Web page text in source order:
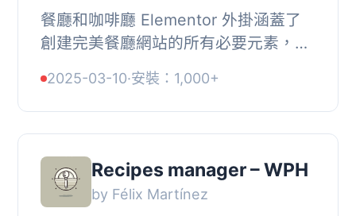
餐廳和咖啡廳 Elementor 外掛涵蓋了
創建完美餐廳網站的所有必要元素，提
小工具，可涵蓋所有餐廳元素。, , 了解
更多, , ...
2025-03-10·安裝：1,000+
Recipes manager – WPH
by Félix Martínez